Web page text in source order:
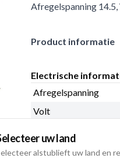
Afregelspanning
Product informatie
Electrische
Afregelspanning
Volt
uw land
alstublieft uw land en